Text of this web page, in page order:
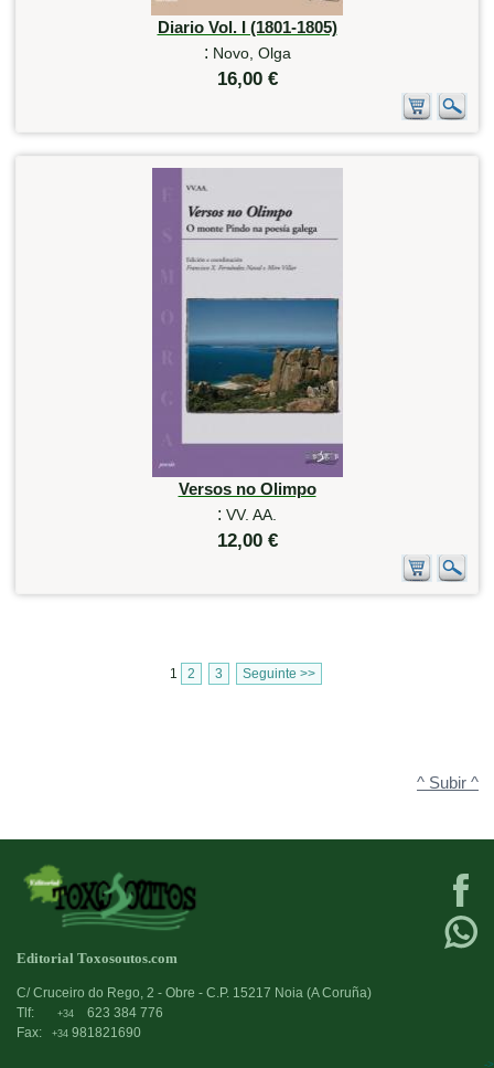
Diario Vol. I (1801-1805)
: Novo, Olga
16,00 €
Versos no Olimpo
: VV. AA.
12,00 €
1 2 3 Seguinte >>
^ Subir ^
Editorial Toxosoutos.com
C/ Cruceiro do Rego, 2 - Obre - C.P. 15217 Noia (A Coruña)
Tlf:
+34
623 384 776
Fax:
+34 981821690
->